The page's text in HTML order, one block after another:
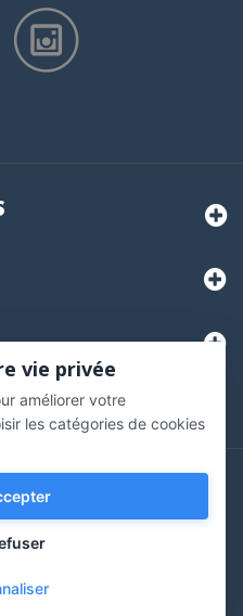
des Avis Garantis,
Grego - tous droits
vie privée
améliorer votre
les catégories de cookies